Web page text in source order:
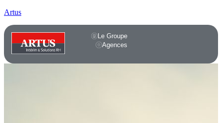
Artus
Le Groupe
Agences